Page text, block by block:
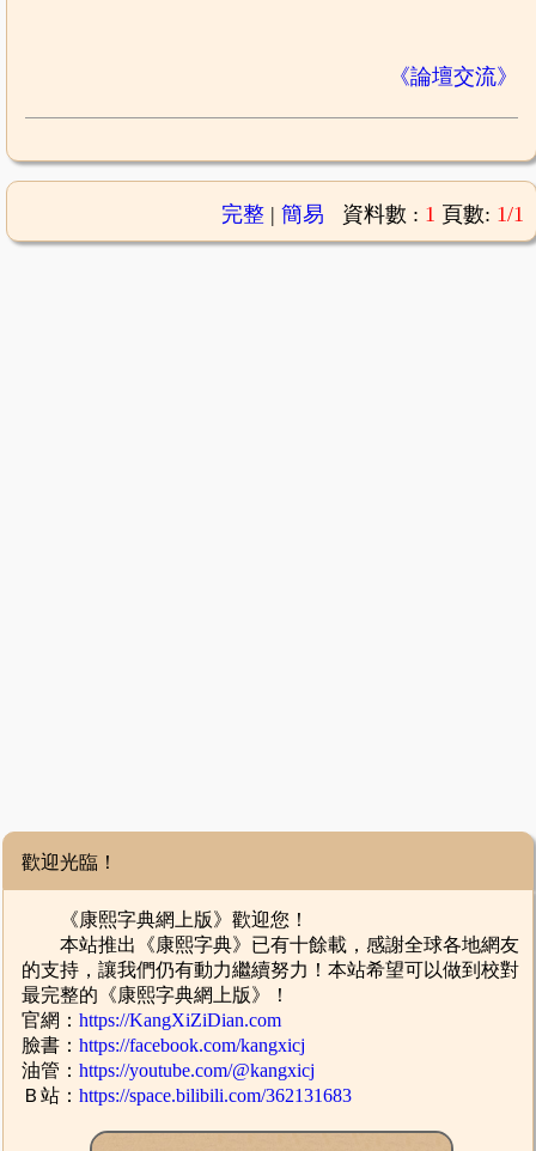
《論壇交流》
完整| 簡易 資料數 : 1 頁數: 1/1
歡迎光臨！
《康熙字典網上版》歡迎您！
本站推出《康熙字典》已有十餘載，感謝全球各地網友
的支持，讓我們仍有動力繼續努力！本站希望可以做到校對
最完整的《康熙字典網上版》！
官網：https://KangXiZiDian.com
臉書：https://facebook.com/kangxicj
油管：https://youtube.com/@kangxicj
Ｂ站：https://space.bilibili.com/362131683